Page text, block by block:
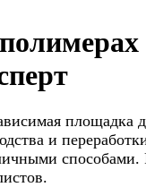
площадка
и
способами.